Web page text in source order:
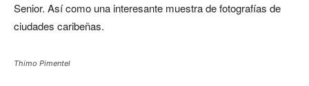
Senior. Así como una interesante muestra de fotografías de
ciudades caribeñas.
Thimo Pimentel